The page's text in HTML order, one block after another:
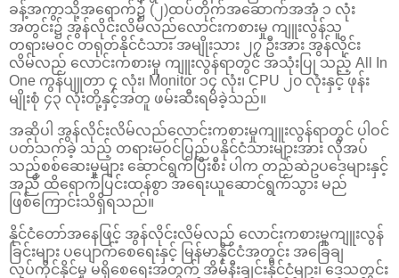
ခန့်အကွာသို့အရောက်၌ (၂)ထပ်တိုက်အဆောက်အအုံ ၁ လုံး
အတွင်း၌ အွန်လိုင်းလိမ်လည်လောင်းကစားမှု ကျူးလွန်သူ
တရားမဝင် တရုတ်နိုင်ငံသား အမျိုးသား ၂၇ ဦးအား အွန်လိုင်း
လိမ်လည် လောင်းကစားမှု ကျူးလွန်ရာတွင် အသုံးပြု သည့် All In
One ကွန်ပျူတာ ၄ လုံး၊ Monitor ၁၄ လုံး၊ CPU ၂၀ လုံးနှင့် ဖုန်း
မျိုးစုံ ၄၃ လုံးတို့နှင့်အတူ ဖမ်းဆီးရမိခဲ့သည်။
အဆိုပါ အွန်လိုင်းလိမ်လည်လောင်းကစားမှုကျူးလွန်ရာတွင် ပါဝင်
ပတ်သက်ခဲ့ သည့် တရားမဝင်ပြည်ပနိုင်ငံသားများအား လိုအပ်
သည့်စစ်ဆေးမှုများ ဆောင်ရွက်ပြီးစီး ပါက တည်ဆဲဥပဒေများနှင့်
အညီ ထိရောက်ပြင်းထန်စွာ အရေးယူဆောင်ရွက်သွား မည်
ဖြစ်ကြောင်းသိရှိရသည်။
နိုင်ငံတော်အနေဖြင့် အွန်လိုင်းလိမ်လည် လောင်းကစားမှုကျူးလွန်
ခြင်းများ ပပျောက်စေရေးနှင့် မြန်မာနိုင်ငံအတွင်း အခြေချ
လုပ်ကိုင်နိုင်မှု မရှိစေရေးအတွက် အိမ်နီးချင်းနိုင်ငံများ၊ ဒေသတွင်း